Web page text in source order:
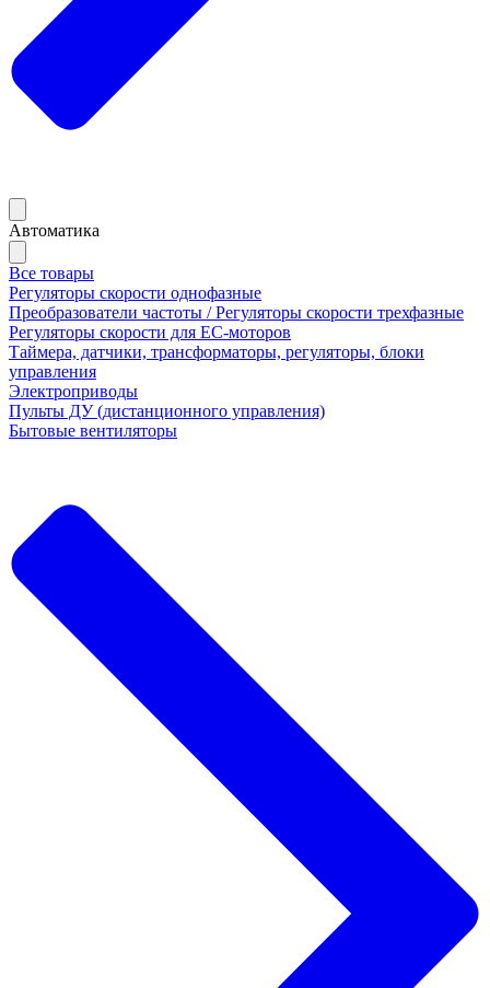
Автоматика
Все товары
Регуляторы скорости однофазные
Преобразователи частоты / Регуляторы скорости трехфазные
Регуляторы скорости для ЕС-моторов
Таймера, датчики, трансформаторы, регуляторы, блоки
управления
Электроприводы
Пульты ДУ (дистанционного управления)
Бытовые вентиляторы